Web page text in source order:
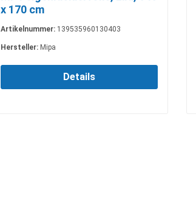
x 170 cm
Artikelnummer: 139535960130403
Hersteller: Mipa
Details